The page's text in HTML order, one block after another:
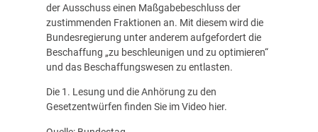
der Ausschuss einen Maßgabebeschluss der
zustimmenden Fraktionen an. Mit diesem wird die
Bundesregierung unter anderem aufgefordert die
Beschaffung „zu beschleunigen und zu optimieren“
und das Beschaffungswesen zu entlasten.
Die 1. Lesung und die Anhörung zu den
Gesetzentwürfen finden Sie im Video hier.